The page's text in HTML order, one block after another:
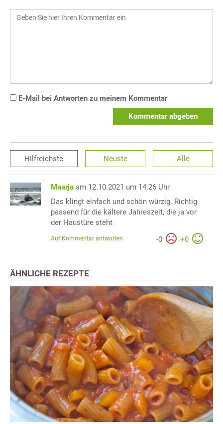
E-Mail bei Antworten zu meinem Kommentar
Kommentar abgeben
Hilfreichste Neuste Alle
Maarja am 12.10.2021 um 14:26 Uhr
Das klingt einfach und schön würzig. Richtig
passend für die kältere Jahreszeit, die ja vor
der Haustüre steht
-0 +0
Auf Kommentar antworten
ÄHNLICHE REZEPTE